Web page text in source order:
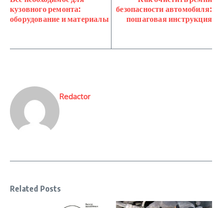
кузовного ремонта:
оборудование и материалы
безопасности автомобиля:
пошаговая инструкция
Redactor
Related Posts